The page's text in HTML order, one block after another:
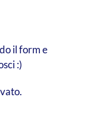
il form e
:)